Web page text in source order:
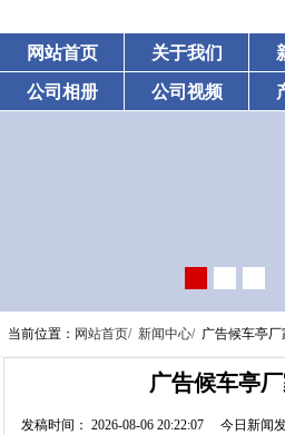
网站首页 关于我们
公司相册 公司视频
当前位置： 网站首页/ 新闻中心/ 广告候车亭
广告候车亭
发稿时间： 2026-08-06 20:22:07 今日新闻